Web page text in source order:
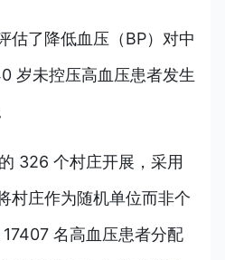
估了降低血压（BP）对中
岁未控压高血压患者发生
326 个村庄开展，采用
村庄作为随机单位而非个
名高血压患者分配